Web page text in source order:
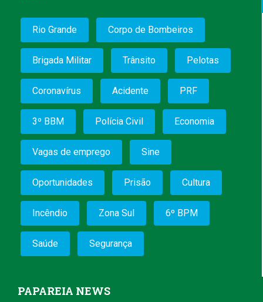
Rio Grande Corpo de Bombeiros
Brigada Militar Trânsito Pelotas
Coronavírus Acidente PRF
3º BBM Polícia Civil Economia
Vagas de emprego Sine
Oportunidades Prisão Cultura
Incêndio Zona Sul 6º BPM
Saúde Segurança
PAPAREIA NEWS